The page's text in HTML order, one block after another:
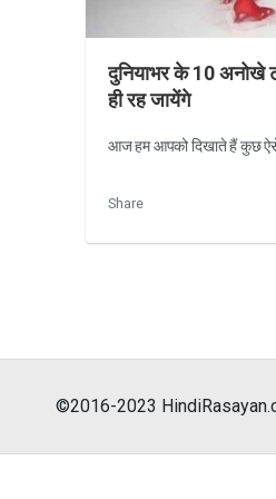
दुनियाभर के 10
ही रह जायेंगे
आज हम आपको दिखाते हैं कुछ
Share
©2016-2023